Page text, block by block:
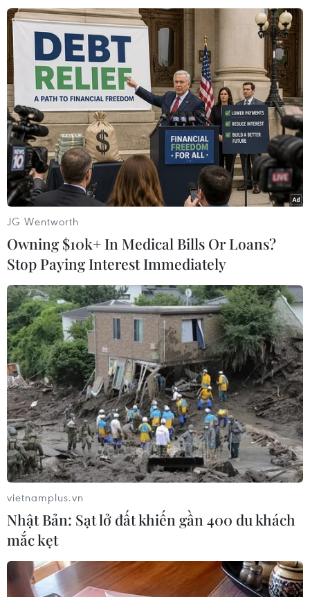
TIN CÙNG CHUYÊN MỤC
Cộng hòa Dân chủ Congo ghi nhận
hơn 300 trẻ em tử vong do Ebola
08/08/2026 15:21
Giao tranh dữ dội ở miền Tây Libya,
nhiều tù nhân vượt ngục
Lở đất tại Ethiopia khiến ít nhất 14
người thiệt mạng
04/08/2026 10:53
Kế hoạch đồng tiền chung Tây Phi
đối mặt thách thức
03/08/2026 23:10
Nigeria: Hơn 100 người bị bắt cóc ở
bang Zamfara
03/08/2026 11:32
Châu Phi tận dụng lợi thế quang điện
cho ngành xe điện
JG Wentworth
Owning $10k+ In Medical Bills Or Loans?
Stop Paying Interest Immediately
vietnamplus.vn
Nhật Bản: Sạt lở đất khiến gần 400 du khách
mắc kẹt